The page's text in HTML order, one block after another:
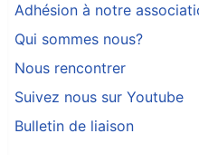
Adhésion à notre
Qui sommes nous?
Nous rencontrer
Suivez nous sur Youtube
Bulletin de liaison